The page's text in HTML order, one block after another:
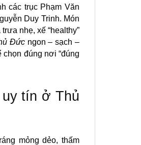
các trục Phạm Văn
Duy Trinh. Món
nhẹ, xế “healthy”
Đứcngon – sạch –
đúng nơi “đúng
tín ở Thủ
mỏng dẻo, thấm